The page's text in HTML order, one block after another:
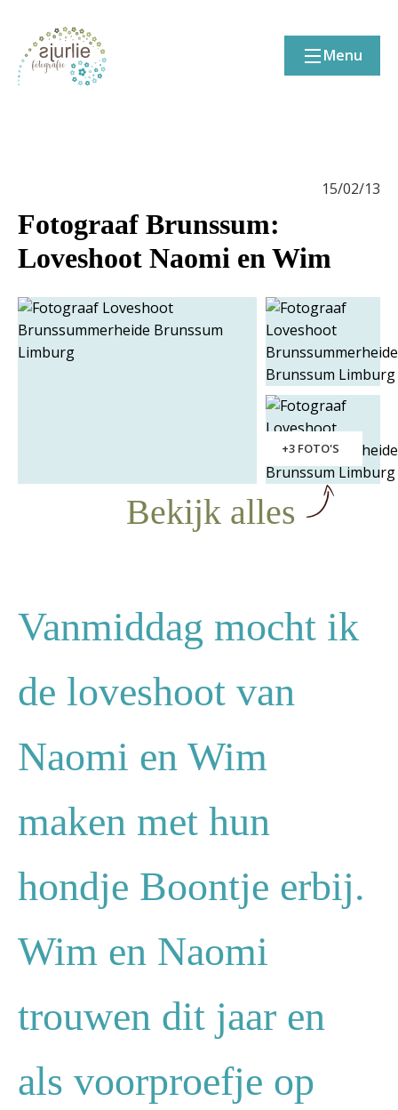
Menu
15/02/13
Fotograaf Brunssum:
Loveshoot Naomi en Wim
+3 FOTO'S
Bekijk alles
Vanmiddag mocht ik
de loveshoot van
Naomi en Wim
maken met hun
hondje Boontje erbij.
Wim en Naomi
trouwen dit jaar en
als voorproefje op